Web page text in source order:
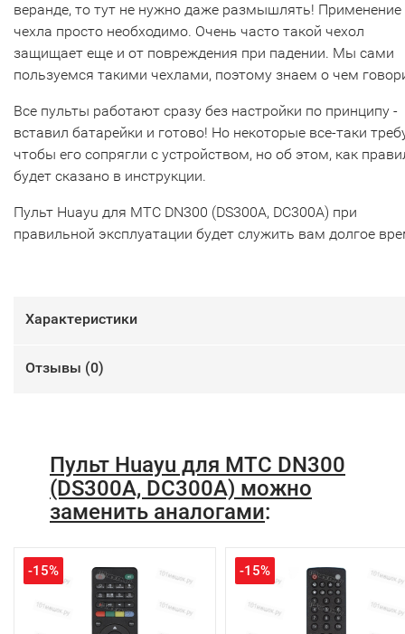
веранде, то тут не нужно даже размышлять! Применение
чехла просто необходимо. Очень часто такой чехол
защищает еще и от повреждения при падении. Мы сами
пользуемся такими чехлами, поэтому знаем о чем
Все пульты работают сразу без настройки по принципу -
вставил батарейки и готово! Но некоторые все-таки
чтобы его сопрягли с устройством, но об этом, как
будет сказано в инструкции.
Пульт Huayu для МТС DN300 (DS300A, DC300A) при
правильной эксплуатации будет служить вам долгое
Характеристики
Отзывы (0)
Пульт Huayu для МТС DN300
(DS300A, DC300A) можно
заменить аналогами:
-15% -15%